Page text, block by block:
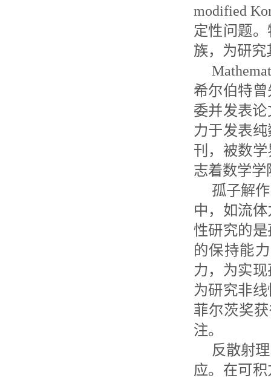
modified
定性问题
族，为研
希尔伯特
委并发表
力于发表
刊，被数
志着数学
孤子解
中，如流
性研究的
的保持能
力，为实
为研究非
菲尔茨奖
注。
反散射
应。在可